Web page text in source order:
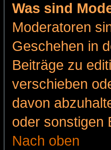
Was sind
Moderatoren
Geschehen in
Beiträge zu
verschieben
davon
oder sonstigen
Nach oben